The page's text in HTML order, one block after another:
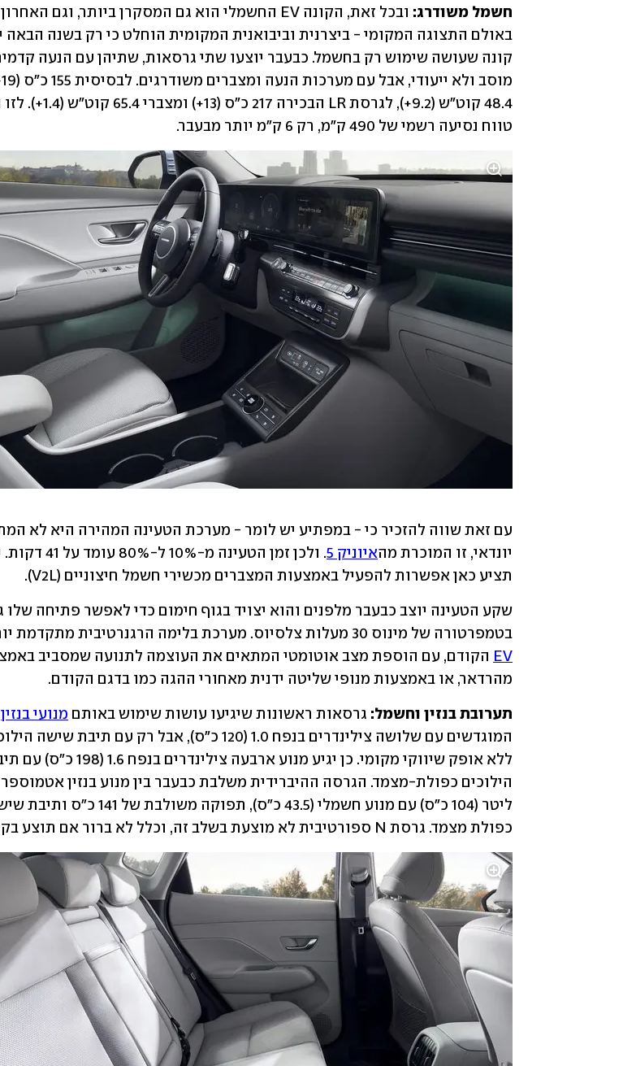
חשמל משודרג:
טווח נסיעה רשמי של 490 ק"מ, רק 6 ק"מ יותר מבעבר.
יונדאי, זו המוכרת מהאיוניק 5
תציע כאן אפשרות להפעיל באמצעות המצברים מכשירי חשמל חיצוניים (V2L).
בטמפרטורה של מינוס 30 מעלות צלסיוס. מערכת בלימה הרגנרטיבית מתקדמת יותר מב
EV
מהרדאר, או באמצעות מנופי שליטה ידנית מאחורי ההגה כמו בדגם הקודם.
תערובת בנזין וחשמל: גרסאות ראשונות שיגיעו עושות שימוש באותם מנועי בנזין
כפולת מצמד. גרסת N ספורטיבית לא מוצעת בשלב זה, וכלל לא ברור אם תוצע בקונה החדש.